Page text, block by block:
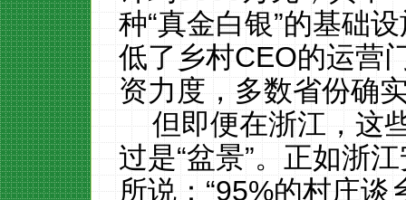
种“真金白银”的基础
低了乡村CEO的运
资力度，多数省份确
但即便在浙江，这
过是“盆景”。正如浙
所说：“95%的村庄谈